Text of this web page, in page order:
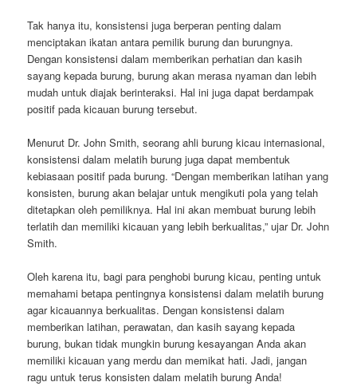
Tak hanya itu, konsistensi juga berperan penting dalam
menciptakan ikatan antara pemilik burung dan burungnya.
Dengan konsistensi dalam memberikan perhatian dan kasih
sayang kepada burung, burung akan merasa nyaman dan lebih
mudah untuk diajak berinteraksi. Hal ini juga dapat berdampak
positif pada kicauan burung tersebut.
Menurut Dr. John Smith, seorang ahli burung kicau internasional,
konsistensi dalam melatih burung juga dapat membentuk
kebiasaan positif pada burung. “Dengan memberikan latihan yang
konsisten, burung akan belajar untuk mengikuti pola yang telah
ditetapkan oleh pemiliknya. Hal ini akan membuat burung lebih
terlatih dan memiliki kicauan yang lebih berkualitas,” ujar Dr. John
Smith.
Oleh karena itu, bagi para penghobi burung kicau, penting untuk
memahami betapa pentingnya konsistensi dalam melatih burung
agar kicauannya berkualitas. Dengan konsistensi dalam
memberikan latihan, perawatan, dan kasih sayang kepada
burung, bukan tidak mungkin burung kesayangan Anda akan
memiliki kicauan yang merdu dan memikat hati. Jadi, jangan
ragu untuk terus konsisten dalam melatih burung Anda!